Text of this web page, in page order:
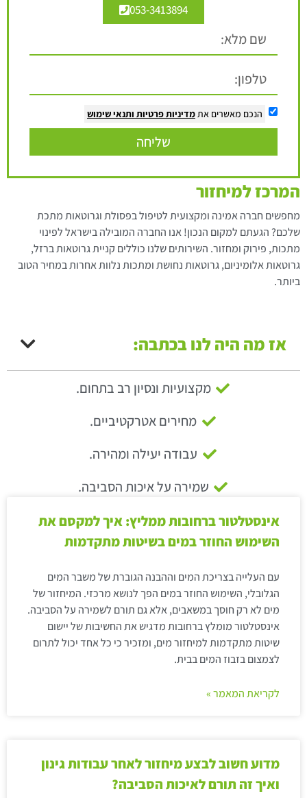
053-3413894
הנכם מאשרים אתמדיניות פרטיות ותנאי שימוש
שליחה
המרכז למיחזור
מחפשים חברה אמינה ומקצועית לטיפול בפסולת וגרוטאות מתכת
שלכם? הגעתם למקום הנכון! אנו החברה המובילה בישראל לפינוי
מתכות, פירוק ומחזור. השירותים שלנו כוללים קניית גרוטאות ברזל,
גרוטאות אלומיניום, גרוטאות נחושת ומתכות נלוות אחרות במחיר הטוב
ביותר.
אז מה היה לנו בכתבה:
מקצועיות ונסיון רב בתחום.
מחירים אטרקטיביים.
עבודה יעילה ומהירה.
שמירה על איכות הסביבה.
אינסטלטור ברחובות ממליץ: איך למקסם את
השימוש החוזר במים בשיטות מתקדמות
עם העלייה בצריכת המים וההבנה הגוברת של משבר המים
הגלובלי, השימוש החוזר במים הפך לנושא מרכזי. המיחזור של
מים לא רק חוסך במשאבים, אלא גם תורם לשמירה על הסביבה.
אינסטלטור מומלץ ברחובות מדגיש את החשיבות של יישום
שיטות מתקדמות למיחזור מים, ומזכיר כי כל אחד יכול לתרום
לצמצום בזבוז המים בבית.
לקריאת המאמר »
מדוע חשוב לבצע מיחזור לאחר עבודות גינון
ואיך זה תורם לאיכות הסביבה?